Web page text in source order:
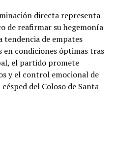
directa representa
de reafirmar su hegemonía
tendencia de empates
en condiciones óptimas tras
el partido promete
y el control emocional de
del Coloso de Santa